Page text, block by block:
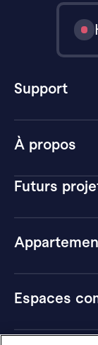
À propos
Futurs
Espaces
Hôtels
Support